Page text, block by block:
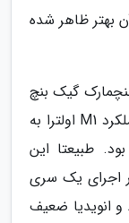
بهتر ظاهر شده
گیک بنچ
و بنچمارک های دیگر می توان کاملا به عملکرد M1 اولترا به
طبیعتا این
اجرای یک سری
اپلیکیشن ها هم از نمایندگان اینتل، AMD و انویدیا ضعیف